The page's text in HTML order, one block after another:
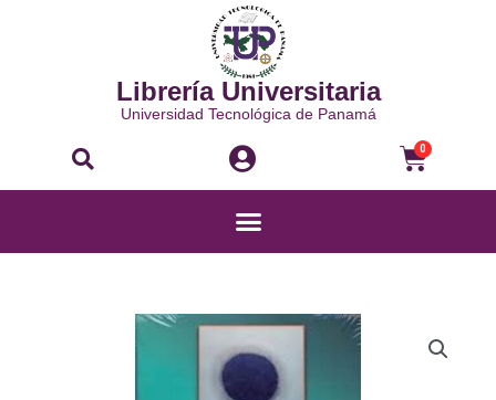
Librería Universitaria
Universidad Tecnológica de Panamá
Buscar 0
Menú